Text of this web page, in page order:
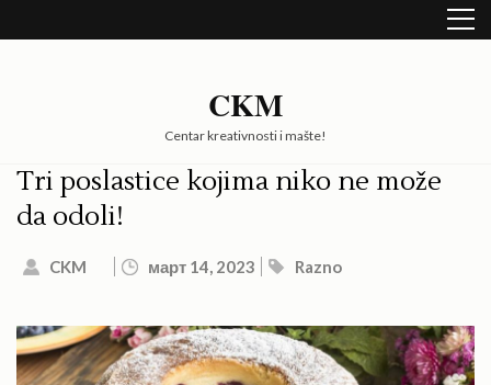
to
CKM
Centar kreativnosti i mašte!
Tri poslastice kojima niko ne može
da odoli!
CKM март 14, 2023 Razno